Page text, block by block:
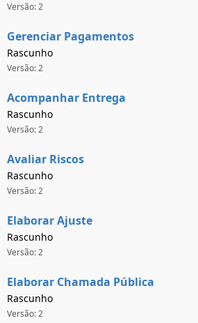
Versão: 2
Gerenciar Pagamentos
Rascunho
Versão: 2
Acompanhar Entrega
Rascunho
Versão: 2
Avaliar Riscos
Rascunho
Versão: 2
Elaborar Ajuste
Rascunho
Versão: 2
Elaborar Chamada Pública
Rascunho
Versão: 2